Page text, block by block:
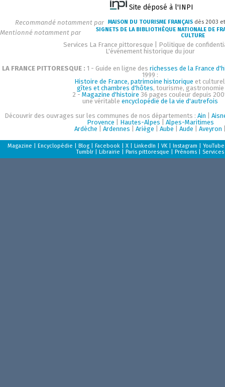
Site déposé à l'INPI
Recommandé notamment par MAISON DU TOURISME FRANÇAIS dès 2003
Mentionné notamment par
SIGNETS DE LA BIBLIOTHÈQUE NATIONALE DE
CULTURE
Services La France pittoresque
Politique de
L'événement historique du jour
LA FRANCE PITTORESQUE : 1 - Guide en ligne des richesses de la France
1999 :
Histoire de France, patrimoine historique et
gîtes et chambres d'hôtes, tourisme, gastronomie
2 - Magazine d'histoire 36 pages couleur depuis
une véritableencyclopédie de la vie d'autrefois
Découvrir des ouvrages sur les communes de nos départements :Ain |
Provence
Hautes-Alpes
Alpes-Maritimes
Ardèche |Ardennes |Ariège |Aube |Aude |Aveyron
Magazine |Encyclopédie |Blog |Facebook |X |LinkedIn |VK |Instagram |YouTube
Tumblr |Librairie |Paris pittoresque |Prénoms Services